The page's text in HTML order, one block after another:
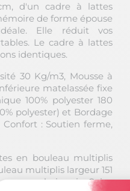
d'un cadre à lattes
de forme épouse
Elle réduit vos
Le cadre à lattes
identiques.
30 Kg/m3, Mousse à
matelassée fixe
100% polyester 180
polyester) et Bordage
: Soutien ferme,
en bouleau multiplis
multiplis largeur 151
coloris gris. Coins